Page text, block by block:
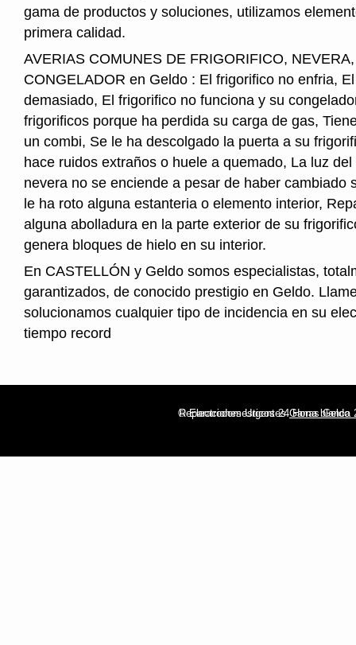
gama de productos y soluciones, utilizamos
primera calidad.
AVERIAS COMUNES DE FRIGORIFICO,
CONGELADOR en Geldo : El frigorifico no enfria,
demasiado, El frigorifico no funciona y su
frigorificos porque ha perdida su carga de gas,
un combi, Se le ha descolgado la puerta a su
hace ruidos extraños o huele a quemado, La luz
nevera no se enciende a pesar de haber cambiado
le ha roto alguna estanteria o elemento interior,
alguna abolladura en la parte exterior de su
genera bloques de hielo en su interior.
En CASTELLÓN y Geldo somos especialistas,
garantizados, de conocido prestigio en Geldo.
solucionamos cualquier tipo de incidencia en su
tiempo record
© Electrodomesticos 24 Horas Geldo
Reparaciones UrgentesGama blanca